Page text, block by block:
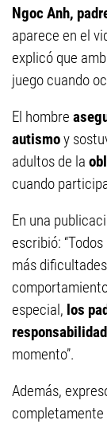
Ngoc Anh,
aparece en el
explicó que
juego cuando
El hombre
autismoy
adultos de la
cuando
En una
escribió:
más
especial, los
momento”.
Además,